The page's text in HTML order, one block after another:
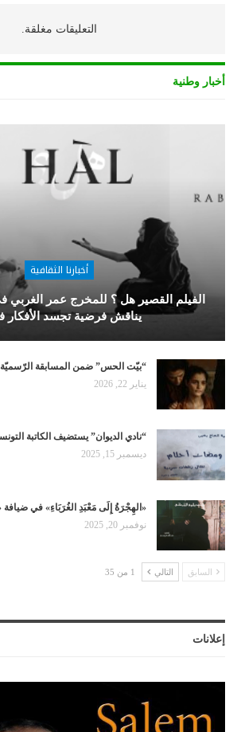
التعليقات مغلقة.
أخبار وطنية
أخبارنا الثقافية
الفيلم القصير هل ؟ للمخرج عمر
يناقش فرضية تجسد
“بيّت الحس” ضمن المسابقة الرّسميّة للدّورة 76
يناير 22, 2026
“نادي الديوان” يستضيف الكاتبة
ديسمبر 15, 2025
«الهِجْرَةُ إِلَى مَعْبَدِ الغُرَبَاءِ» في ضيافة
نوفمبر 20, 2025
السابق التالي 1 من 35
إعلانات